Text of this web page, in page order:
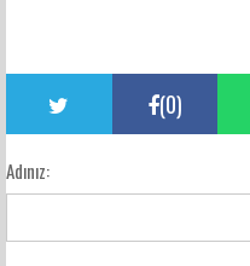
(0)
Adınız: